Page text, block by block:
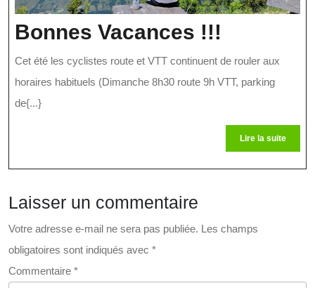
Bonnes Vacances !!!
!!!
Cet été les cyclistes route et VTT continuent de rouler aux
horaires habituels (Dimanche 8h30 route 9h VTT, parking
de{...}
Lire la suiteLire
la
Laisser un commentaire
Votre adresse e-mail ne sera pas publiée. Les champs
obligatoires sont indiqués avec *
Commentaire *